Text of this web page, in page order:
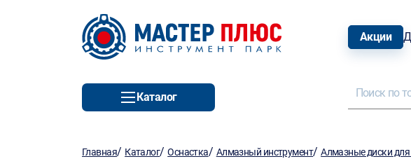
Акции
Каталог
Главная/ Каталог/Оснастка/ Алмазный инструмент/Алмазные диски для